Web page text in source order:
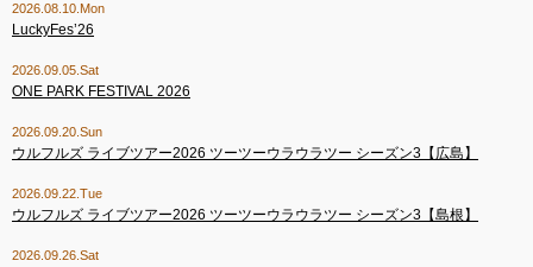
2026.08.10.Mon
LuckyFes’26
2026.09.05.Sat
ONE PARK FESTIVAL 2026
2026.09.20.Sun
ウルフルズ ライブツアー2026 ツーツーウラウラツー シーズン3【広島】
2026.09.22.Tue
ウルフルズ ライブツアー2026 ツーツーウラウラツー シーズン3【島根】
2026.09.26.Sat